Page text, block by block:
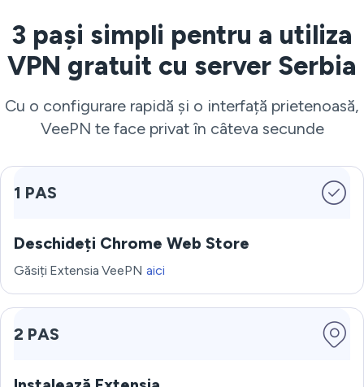
3 pași simpli pentru a utiliza
VPN gratuit cu server Serbia
Cu o configurare rapidă și o interfață prietenoasă,
VeePN te face privat în câteva secunde
1 PAS
Deschideți Chrome Web Store
Găsiți Extensia VeePN aici
2 PAS